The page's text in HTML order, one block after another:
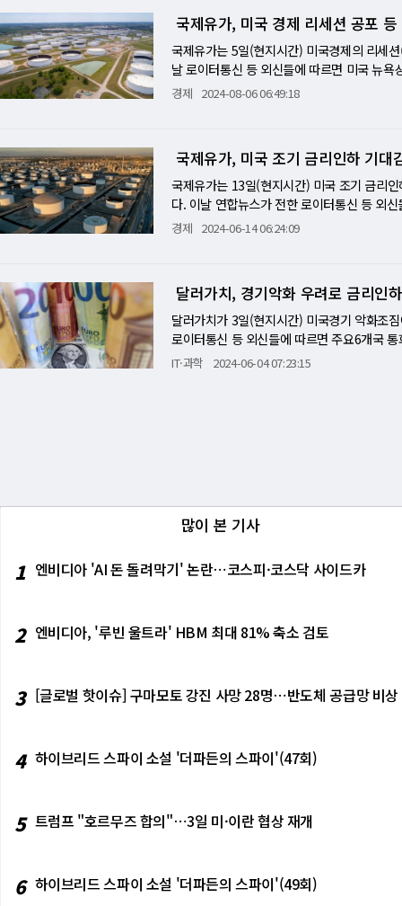
미국 증시 등 글로벌 증시가 급락세를 보이
이상으로 감소하면서 이같은 우려가 진정되
도 후퇴하면서 시장은 안정세를 되찾았다.
파운드화는 1.2763달러에 거래돼 보합세를
는 "CPI통계에서 인플레가 재연될지 그렇지
대상이 변할 가능성이 있다"고 설명했다.
1.0%포인트다. 다만 PPI와 CPI 내용에 따라
국제유가, 미국 경제 리세션 공포
국제유가는 5일(현지시간) 미국경제의 리세
날 로이터통신 등 외신들에 따르면 미국 뉴
(58센트) 하락한 배럴당 72.94달러에 마감
에 뉴욕증시 주요 지수들은 이날 장중 3%
제공하면서 유가는 장중 낙폭을 축소했다.
회(ISM)에 따르면 7월 서비스업 구매관리자
경기 확장과 위축을 가르는 기준선 '50'을 회
52.4로 전월대비 5.1포인트 뛰었다. 역시 한
상보다 빠르게 둔화해 경기침체 공포가 커
왔던 중국 수요 우려를 가중하기만 할 뿐"이
고조된 긴장을 압도하면서 브렌트유는 장중
구(OPEC) 국가와 러시아 등 비OPEC 산유
수도 있다고 내다봤다. 하지만 중동리스크가
경제 2024-08-06 06:49:18
국제유가, 미국 조기 금리인하 기대
국제유가는 13일(현지시간) 미국 조기 금리
다. 이날 연합뉴스가 전한 로이터통신 등 외
은 전거래일보다 0.2%(12센트) 오른 배럴당
한 시장예상치 0.1% 상승에서 반전한 것이
플레 지표다. 이에 따라 연준의 금리인하 축
질 것이라는 기대감에 국제유가를 끌어올렸
시킨 요인으로 작용했다. 이날 미국 노동부
4만2000 명으로 직전주보다 1만3000명 증
경제 2024-06-14 06:24:09
달러가치, 경기악화 우려로 금리인
달러가치가 3일(현지시간) 미국경기 악화조
로이터통신 등 외신들에 따르면 주요6개국
기록했다. 달러는 엔화에 대해 절하됐다. 엔
IT·과학 2024-06-04 07:23:15
많이 본 기사
1 엔비디아 'AI 돈 돌려막기' 논란⋯코스피·코스닥 사이드카
2 엔비디아, '루빈 울트라' HBM 최대 81% 축소 검토
3 [글로벌 핫이슈] 구마모토 강진 사망 28명⋯반도체 공급망 비상
4 하이브리드 스파이 소설 '더파든의 스파이'(47회)
5 트럼프 "호르무즈 합의"⋯3일 미·이란 협상 재개
6 하이브리드 스파이 소설 '더파든의 스파이'(49회)